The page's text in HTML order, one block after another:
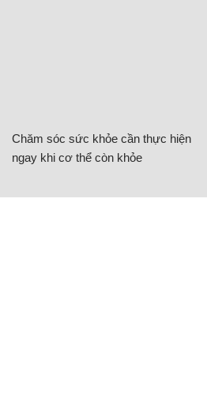
Chăm sóc sức khỏe cần thực hiện
ngay khi cơ thể còn khỏe